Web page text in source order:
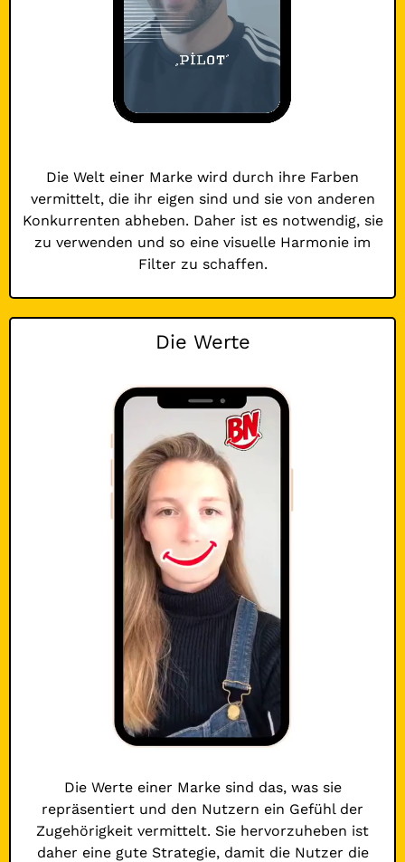
Die Welt einer Marke wird durch ihre Farben
vermittelt, die ihr eigen sind und sie von anderen
Konkurrenten abheben. Daher ist es notwendig, sie
zu verwenden und so eine visuelle Harmonie im
Filter zu schaffen.
Die Werte
Die Werte einer Marke sind das, was sie
repräsentiert und den Nutzern ein Gefühl der
Zugehörigkeit vermittelt. Sie hervorzuheben ist
daher eine gute Strategie, damit die Nutzer die